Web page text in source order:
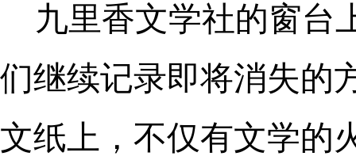
九里香文学社的窗台
们继续记录即将消失的
文纸上，不仅有文学的